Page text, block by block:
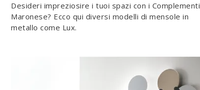
Desideri impreziosire i tuoi spazi con i Complementi
Maronese? Ecco qui diversi modelli di mensole in
metallo come Lux.